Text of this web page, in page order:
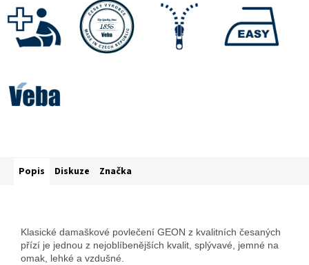
Popis Diskuze Značka
Klasické damaškové povlečení GEON z kvalitních česaných
přízí je jednou z nejoblíbenějších kvalit, splývavé, jemné na
omak, lehké a vzdušné.